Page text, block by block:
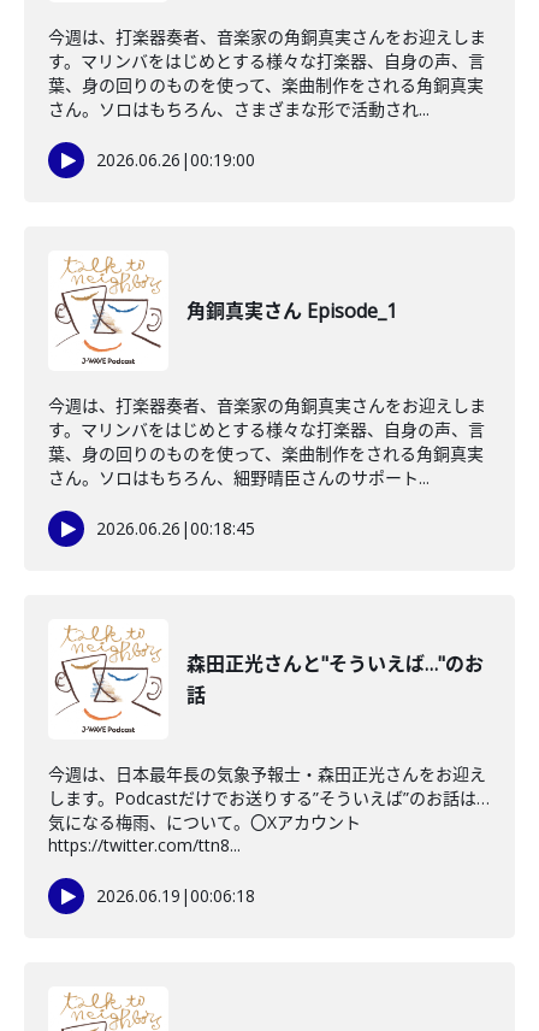
今週は、打楽器奏者、音楽家の角銅真実さんをお迎えしま
す。マリンバをはじめとする様々な打楽器、自身の声、言
葉、身の回りのものを使って、楽曲制作をされる角銅真実
さん。ソロはもちろん、さまざまな形で活動され...
2026.06.26 |00:19:00
角銅真実さん Episode_1
今週は、打楽器奏者、音楽家の角銅真実さんをお迎えしま
す。マリンバをはじめとする様々な打楽器、自身の声、言
葉、身の回りのものを使って、楽曲制作をされる角銅真実
さん。ソロはもちろん、細野晴臣さんのサポート...
2026.06.26 |00:18:45
森田正光さんと"そういえば…"のお
話
今週は、日本最年長の気象予報士・森田正光さんをお迎え
します。Podcastだけでお送りする”そういえば”のお話は…
気になる梅雨、について。〇Xアカウント
https://twitter.com/ttn8...
2026.06.19 |00:06:18